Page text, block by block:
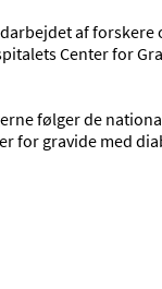
af forskere
Center for
følger de
for gravide med